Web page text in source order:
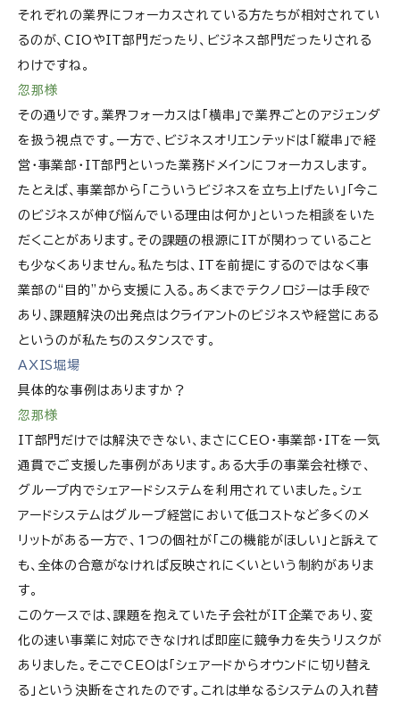
それぞれの業界にフォーカスされている方たちが相対されてい
るのが、CIOやIT部門だったり、ビジネス部門だったりされる
わけですね。
忽那様
その通りです。業界フォーカスは「横串」で業界ごとのアジェンダ
を扱う視点です。一方で、ビジネスオリエンテッドは「縦串」で経
営・事業部・IT部門といった業務ドメインにフォーカスします。
たとえば、事業部から「こういうビジネスを立ち上げたい」「今こ
のビジネスが伸び悩んでいる理由は何か」といった相談をいた
だくことがあります。その課題の根源にITが関わっていること
も少なくありません。私たちは、ITを前提にするのではなく事
業部の“目的”から支援に入る。あくまでテクノロジーは手段で
あり、課題解決の出発点はクライアントのビジネスや経営にある
というのが私たちのスタンスです。
AXIS堀場
具体的な事例はありますか？
忽那様
IT部門だけでは解決できない、まさにCEO・事業部・ITを一気
通貫でご支援した事例があります。ある大手の事業会社様で、
グループ内でシェアードシステムを利用されていました。シェ
アードシステムはグループ経営において低コストなど多くのメ
リットがある一方で、1つの個社が「この機能がほしい」と訴えて
も、全体の合意がなければ反映されにくいという制約がありま
す。
このケースでは、課題を抱えていた子会社がIT企業であり、変
化の速い事業に対応できなければ即座に競争力を失うリスクが
ありました。そこでCEOは「シェアードからオウンドに切り替え
る」という決断をされたのです。これは単なるシステムの入れ替